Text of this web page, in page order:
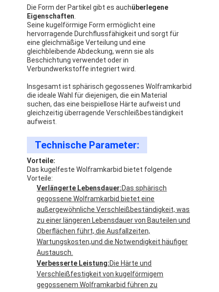
Zu Hause
Produkte
Über uns
Werksbesichtigung
Qualitätskontrolle
Kontakt mit uns
Wir Reden Jetzt.
Geworfenes Hartmetall-Pulver
Makrohartmetall-Pulver
Kugelförmiges geworfenes Hartmetall
Thermische Spray-Pulver
Nickel-Chrom-Pulver
Die Form der Partikel gibt es auchüberlegene
Eigenschaften
Seine kugelförmige Form ermöglicht eine
hervorragende Durchflussfähigkeit und sorgt für
eine gleichmäßige Verteilung und eine
gleichbleibende Abdeckung, wenn sie als
Beschichtung verwendet oder in
Verbundwerkstoffe integriert wird.
Insgesamt ist sphärisch gegossenes Wolframkarbid
die ideale Wahl für diejenigen, die ein Material
suchen, das eine beispiellose Härte aufweist und
gleichzeitig überragende Verschleißbeständigkeit
aufweist.
Technische Parameter:
Vorteile:
Das kugelfeste Wolframkarbid bietet folgende
Vorteile:
Verlängerte Lebensdauer:Das sphärisch
gegossene Wolframkarbid bietet eine
außergewöhnliche Verschleißbeständigkeit, was
zu einer längeren Lebensdauer von Bauteilen und
Oberflächen führt, die Ausfallzeiten,
Wartungskosten,und die Notwendigkeit häufiger
Austausch.
Verbesserte Leistung:Die Härte und
Verschleißfestigkeit von kugelförmigem
gegossenem Wolframkarbid führen zu